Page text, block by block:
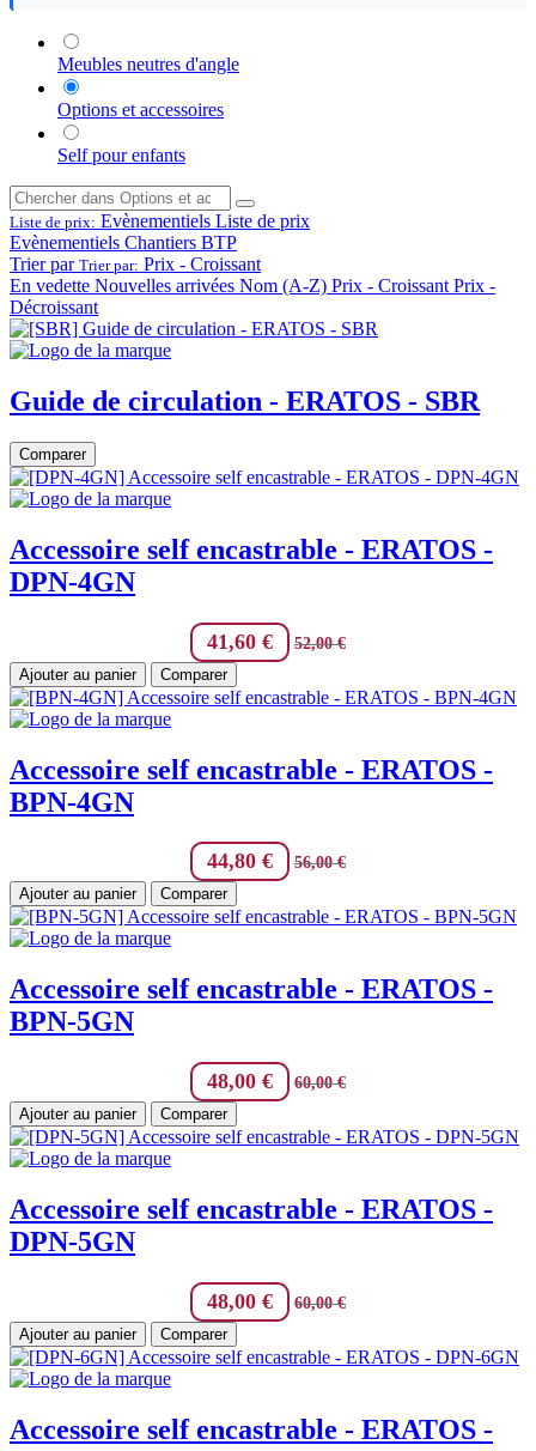
Meubles neutres d'angle
Options et accessoires
Self pour enfants
Liste de prix: Evènementiels Liste de prix
Evènementiels Chantiers BTP
Trier par Trier par: Prix - Croissant
En vedette Nouvelles arrivées Nom (A-Z) Prix - Croissant Prix -
Décroissant
Guide de circulation - ERATOS - SBR
Comparer
Accessoire self encastrable - ERATOS -
DPN-4GN
41,60 € 52,00€
Ajouter au panier
Comparer
Accessoire self encastrable - ERATOS -
BPN-4GN
44,80 € 56,00€
Ajouter au panier
Comparer
Accessoire self encastrable - ERATOS -
BPN-5GN
48,00 € 60,00€
Ajouter au panier
Comparer
Accessoire self encastrable - ERATOS -
DPN-5GN
48,00 € 60,00€
Ajouter au panier
Comparer
Accessoire self encastrable - ERATOS -